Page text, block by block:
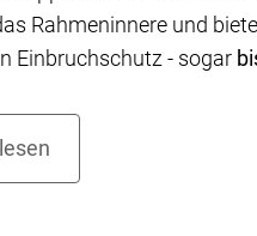
Rahmeninnere und
Einbruchschutz - sogar